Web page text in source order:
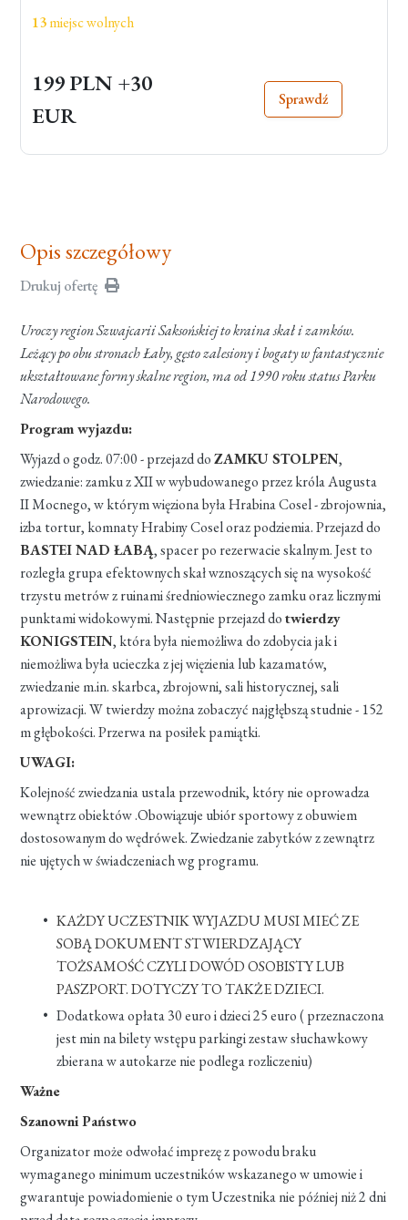
13miejsc wolnych
199 PLN +30
EUR
Sprawdź
Opis szczegółowy
Drukuj ofertę
Uroczy region Szwajcarii Saksońskiej to kraina skał i zamków.
Leżący po obu stronach Łaby, gęsto zalesiony i bogaty w fantastycznie
ukształtowane formy skalne region, ma od 1990 roku status Parku
Narodowego.
Program wyjazdu:
Wyjazd o godz. 07:00 - przejazd doZAMKU STOLPEN,
zwiedzanie: zamku z XII w wybudowanego przez króla Augusta
II Mocnego, w którym więziona była Hrabina Cosel - zbrojownia,
izba tortur, komnaty Hrabiny Cosel oraz podziemia. Przejazd do
BASTEI NAD ŁABĄ, spacer po rezerwacie skalnym. Jest to
rozległa grupa efektownych skał wznoszących się na wysokość
trzystu metrów z ruinami średniowiecznego zamku oraz licznymi
punktami widokowymi. Następnie przejazd dotwierdzy
KONIGSTEIN, która była niemożliwa do zdobycia jak i
niemożliwa była ucieczka z jej więzienia lub kazamatów,
zwiedzanie m.in. skarbca, zbrojowni, sali historycznej, sali
aprowizacji. W twierdzy można zobaczyć najgłębszą studnie - 152
m głębokości. Przerwa na posiłek pamiątki.
UWAGI:
Kolejność zwiedzania ustala przewodnik, który nie oprowadza
wewnątrz obiektów .Obowiązuje ubiór sportowy z obuwiem
dostosowanym do wędrówek. Zwiedzanie zabytków z zewnątrz
nie ujętych w świadczeniach wg programu.
KAŻDY UCZESTNIK WYJAZDU MUSI MIEĆ ZE
SOBĄ DOKUMENT STWIERDZAJĄCY
TOŻSAMOŚĆ CZYLI DOWÓD OSOBISTY LUB
PASZPORT. DOTYCZY TO TAKŻE DZIECI.
Dodatkowa opłata 30 euro i dzieci 25 euro ( przeznaczona
jest min na bilety wstępu parkingi zestaw słuchawkowy
zbierana w autokarze nie podlega rozliczeniu)
Ważne
Szanowni Państwo
Organizator może odwołać imprezę z powodu braku
wymaganego minimum uczestników wskazanego w umowie i
gwarantuje powiadomienie o tym Uczestnika nie później niż 2 dni